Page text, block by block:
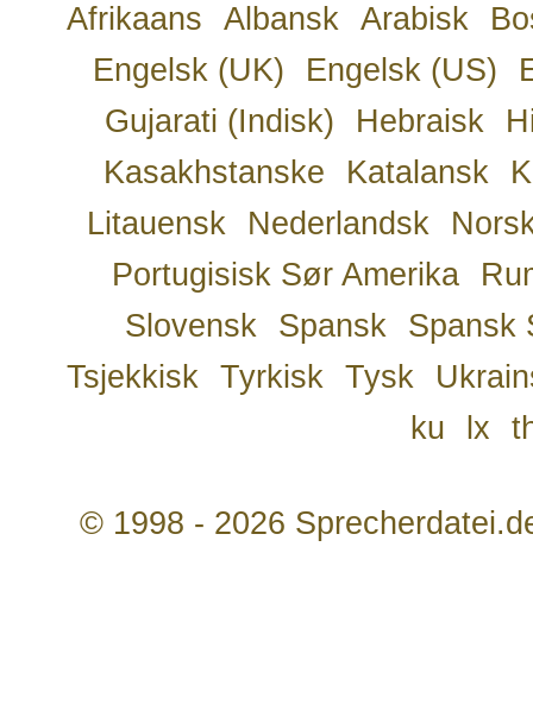
Afrikaans Albansk Arabisk
Engelsk (UK)
Engelsk (US)
Gujarati (Indisk)
Hebraisk
Kasakhstanske
Katalansk
Litauensk
Nederlandsk
Portugisisk Sør Amerika
Slovensk
Spansk
Spansk
Tsjekkisk
Tyrkisk Tysk
ku
lx
© 1998 - 2026